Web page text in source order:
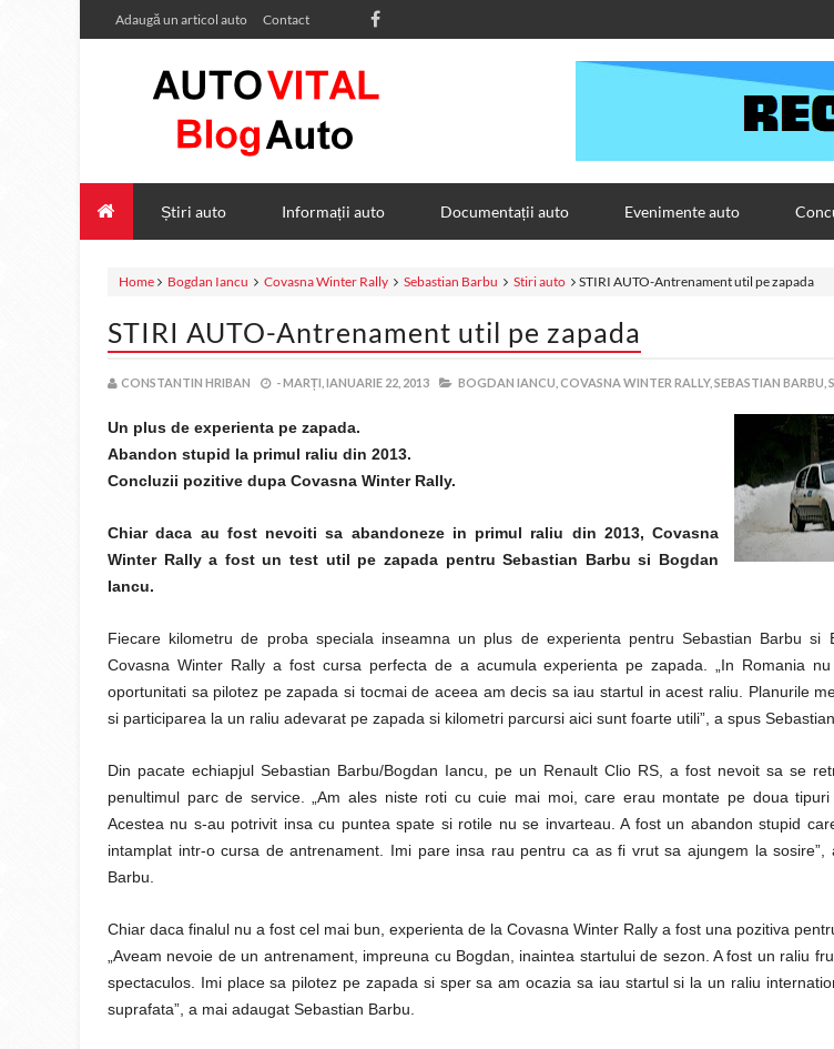
Adaugă un articol auto Contact
Știri auto Informații auto Documentații auto Evenimente auto
Home Bogdan Iancu Covasna Winter Rally Sebastian Barbu Stiri auto STIRI AUTO-Antrenament util pe zapada
STIRI AUTO-Antrenament util pe zapada
CONSTANTIN HRIBAN -MARȚI, IANUARIE 22, 2013 BOGDAN IANCU, COVASNA WINTER RALLY, SEBASTIAN BARBU,
Un plus de experienta pe zapada.
Abandon stupid la primul raliu din 2013.
Concluzii pozitive dupa Covasna Winter Rally.
Chiar daca au fost nevoiti sa abandoneze in primul raliu din 2013, Covasna
Winter Rally a fost un test util pe zapada pentru Sebastian Barbu si Bogdan
Iancu.
Fiecare kilometru de proba speciala inseamna un plus de experienta pentru Sebastian Barbu si
Covasna Winter Rally a fost cursa perfecta de a acumula experienta pe zapada. „In Romania
oportunitati sa pilotez pe zapada si tocmai de aceea am decis sa iau startul in acest raliu. Planurile
si participarea la un raliu adevarat pe zapada si kilometri parcursi aici sunt foarte utili”, a spus Sebastian
Din pacate echiapjul Sebastian Barbu/Bogdan Iancu, pe un Renault Clio RS, a fost nevoit sa se
penultimul parc de service. „Am ales niste roti cu cuie mai moi, care erau montate pe doua tipuri
Acestea nu s-au potrivit insa cu puntea spate si rotile nu se invarteau. A fost un abandon stupid
intamplat intr-o cursa de antrenament. Imi pare insa rau pentru ca as fi vrut sa ajungem la sosire”,
Barbu.
Chiar daca finalul nu a fost cel mai bun, experienta de la Covasna Winter Rally a fost una pozitiva
„Aveam nevoie de un antrenament, impreuna cu Bogdan, inaintea startului de sezon. A fost un raliu
spectaculos. Imi place sa pilotez pe zapada si sper sa am ocazia sa iau startul si la un raliu
suprafata”, a mai adaugat Sebastian Barbu.